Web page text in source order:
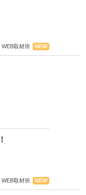
取材班 NEW
取材班 NEW